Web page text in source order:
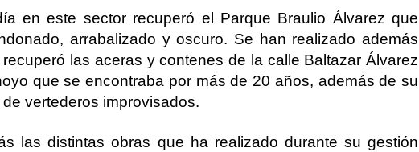
en este sector recuperó el Parque Braulio Álvarez que
arrabalizado y oscuro. Se han realizado además
las aceras y contenes de la calle Baltazar Álvarez
que se encontraba por más de 20 años, además de su
vertederos improvisados.
las distintas obras que ha realizado durante su gestión